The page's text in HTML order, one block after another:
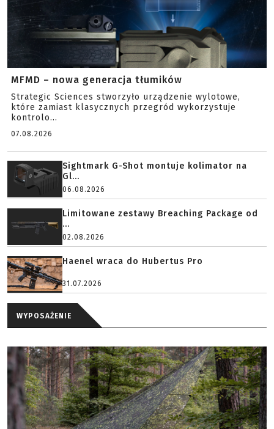
MFMD – nowa generacja tłumików
Strategic Sciences stworzyło urządzenie wylotowe,
które zamiast klasycznych przegród wykorzystuje
kontrolo...
07.08.2026
Sightmark G-Shot montuje kolimator na
Gl...
06.08.2026
Limitowane zestawy Breaching Package od
...
02.08.2026
Haenel wraca do Hubertus Pro
31.07.2026
WYPOSAŻENIE